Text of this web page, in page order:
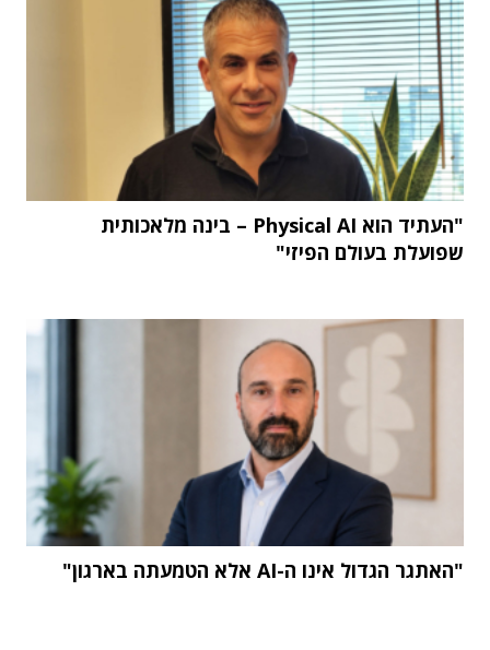
"העתיד הוא Physical AI – בינה מלאכותית
שפועלת בעולם הפיזי"
"האתגר הגדול אינו ה-AI אלא הטמעתה בארגון"